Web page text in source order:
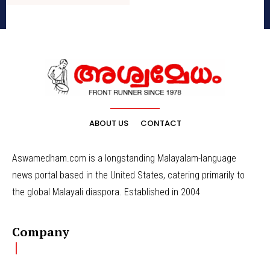
ABOUT US CONTACT
Aswamedham.com is a longstanding Malayalam-language
news portal based in the United States, catering primarily to
the global Malayali diaspora. Established in 2004
Company